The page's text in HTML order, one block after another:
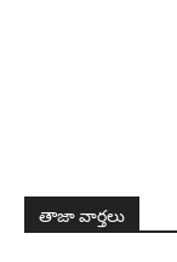
తాజా వార్తలు